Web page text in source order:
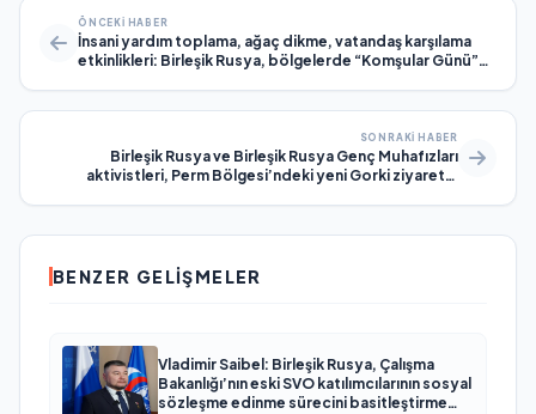
ÖNCEKI HABER
İnsani yardım toplama, ağaç dikme, vatandaş karşılama
etkinlikleri: Birleşik Rusya, bölgelerde “Komşular Günü”
SONRAKI HABER
Birleşik Rusya ve Birleşik Rusya Genç Muhafızları
aktivistleri, Perm Bölgesi’ndeki yeni Gorki ziyaretçi
BENZER GELIŞMELER
Vladimir Saibel: Birleşik Rusya, Çalışma
Bakanlığı’nın eski SVO katılımcılarının sosyal
sözleşme edinme sürecini basitleştirme